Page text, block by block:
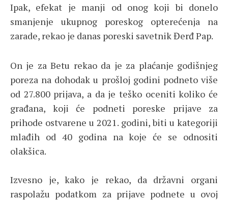
Ipak, efekat je manji od onog koji bi donelo
smanjenje ukupnog poreskog opterećenja na
zarade, rekao je danas poreski savetnik Đerđ Pap.
On je za Betu rekao da je za plaćanje godišnjeg
poreza na dohodak u prošloj godini podneto više
od 27.800 prijava, a da je teško oceniti koliko će
građana, koji će podneti poreske prijave za
prihode ostvarene u 2021. godini, biti u kategoriji
mlađih od 40 godina na koje će se odnositi
olakšica.
Izvesno je, kako je rekao, da državni organi
raspolažu podatkom za prijave podnete u ovoj